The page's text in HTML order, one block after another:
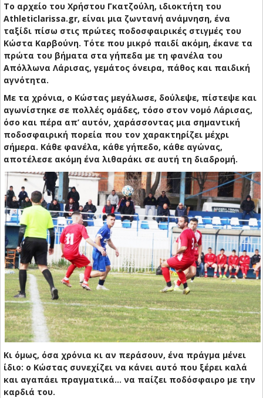
Το αρχείο του Χρήστου Γκατζούλη, ιδιοκτήτη του
Αthleticlarissa.gr, είναι μια ζωντανή ανάμνηση, ένα
ταξίδι πίσω στις πρώτες ποδοσφαιρικές στιγμές του
Κώστα Καρβούνη. Τότε που μικρό παιδί ακόμη, έκανε τα
πρώτα του βήματα στα γήπεδα με τη φανέλα του
Απόλλωνα Λάρισας, γεμάτος όνειρα, πάθος και παιδική
αγνότητα.
Με τα χρόνια, ο Κώστας μεγάλωσε, δούλεψε, πίστεψε και
αγωνίστηκε σε πολλές ομάδες, τόσο στον νομό Λάρισας,
όσο και πέρα απ’ αυτόν, χαράσσοντας μια σημαντική
ποδοσφαιρική πορεία που τον χαρακτηρίζει μέχρι
σήμερα. Κάθε φανέλα, κάθε γήπεδο, κάθε αγώνας,
αποτέλεσε ακόμη ένα λιθαράκι σε αυτή τη διαδρομή.
Κι όμως, όσα χρόνια κι αν περάσουν, ένα πράγμα μένει
ίδιο: ο Κώστας συνεχίζει να κάνει αυτό που ξέρει καλά
και αγαπάει πραγματικά… να παίζει ποδόσφαιρο με την
καρδιά του.